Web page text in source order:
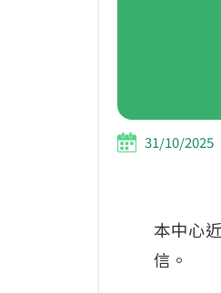
31/10/2025
本中心
信。